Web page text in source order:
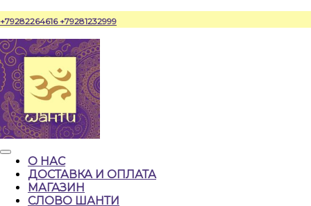
Перейти
к
содержимому
+79282264616+79281232999
Кнопка
ОткрытьО НАС
ДОСТАВКА И ОПЛАТА
МАГАЗИН
СЛОВО ШАНТИ